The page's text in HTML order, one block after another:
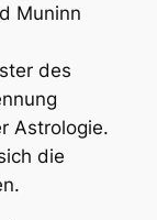
Muninn
des
Astrologie.
die